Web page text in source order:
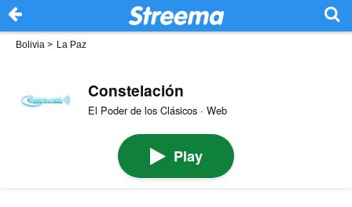
Bolivia > La Paz
Constelación
El Poder de los Clásicos · Web
Play